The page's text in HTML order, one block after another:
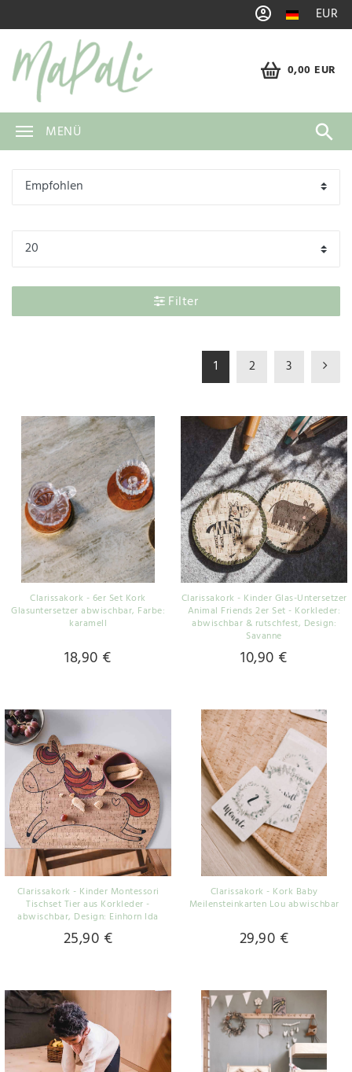
EUR
0,00 EUR
MENÜ
Filter
1 2 3
Clarissakork - 6er Set Kork
Glasuntersetzer abwischbar, Farbe:
karamell
18,90 €
Clarissakork - Kinder Glas-Untersetzer
Animal Friends 2er Set - Korkleder:
abwischbar & rutschfest, Design:
Savanne
10,90 €
Clarissakork - Kinder Montessori
Tischset Tier aus Korkleder -
abwischbar, Design: Einhorn Ida
25,90 €
Clarissakork - Kork Baby
Meilensteinkarten Lou abwischbar
29,90 €